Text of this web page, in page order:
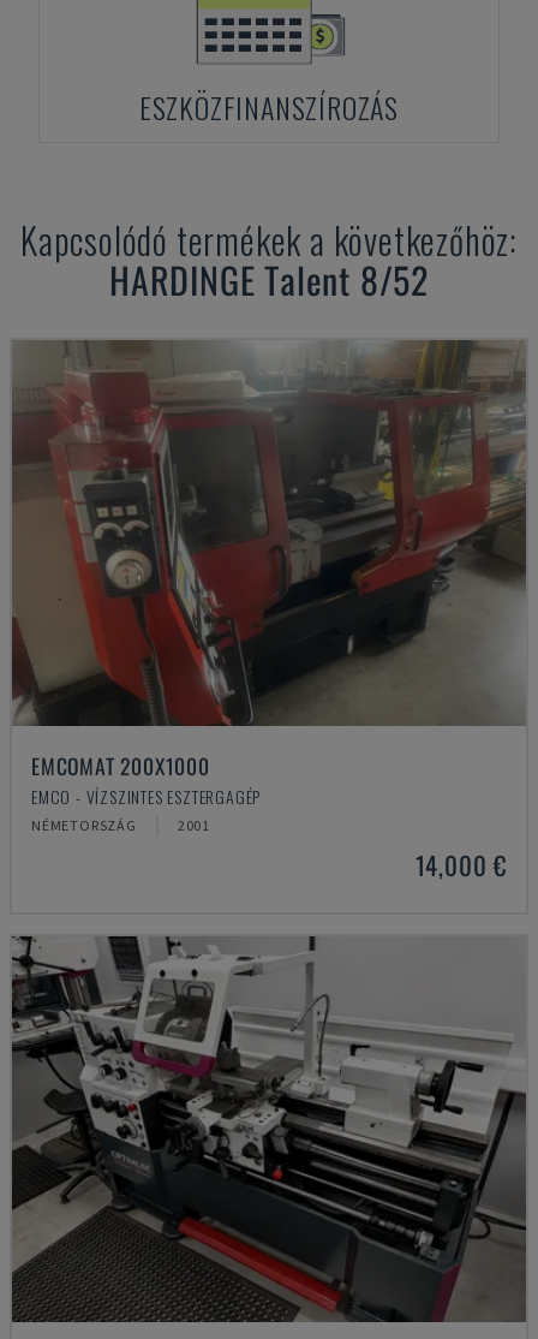
ESZKÖZFINANSZÍROZÁS
Kapcsolódó termékek a következőhöz:
HARDINGETalent 8/52
EMCOMAT 200X1000
EMCO - VÍZSZINTES ESZTERGAGÉP
NÉMETORSZÁG 2001
14,000 €